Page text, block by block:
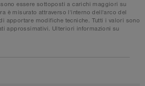
essere sottoposti a carichi maggiori su
è misurato attraverso l'interno dell'arco del
apportare modifiche tecniche. Tutti i valori sono
approssimativi. Ulteriori informazioni su